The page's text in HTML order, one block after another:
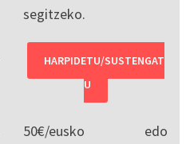
segitzeko.
HARPIDETU/SUSTENGAT
U
50€/eusko edo